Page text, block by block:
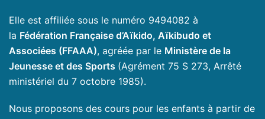
Elle est affiliée sous le numéro 9494082 à
la Fédération Française d’Aïkido, Aïkibudo et
Associées (FFAAA), agréée par le Ministère de la
Jeunesse et des Sports (Agrément 75 S 273, Arrêté
ministériel du 7 octobre 1985).
Nous proposons des cours pour les enfants à partir de